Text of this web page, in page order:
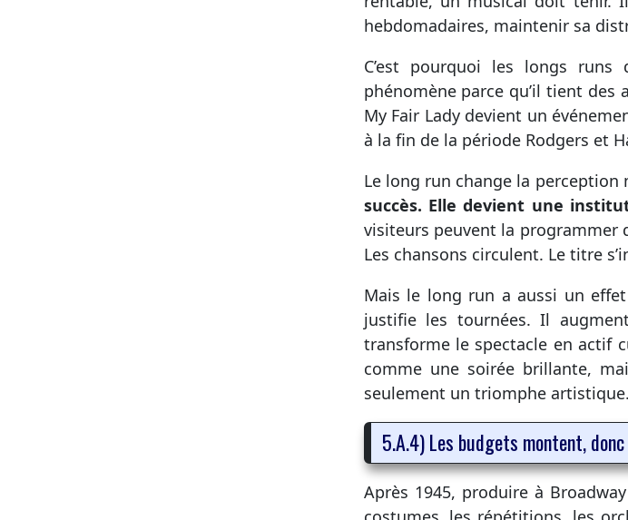
hebdomadaires, maintenir sa
C’est pourquoi les longs
phénomène parce qu’il tient des
My Fair Lady devient un
à la fin de la période Rodgers et
Le long run change la perception
succès. Elle devient une
visiteurs peuvent la programmer
Les chansons circulent. Le titre
Mais le long run a aussi un
justifie les tournées. Il
transforme le spectacle en actif
comme une soirée brillante,
seulement un triomphe
5.A.4) Les budgets montent,
Après 1945, produire à